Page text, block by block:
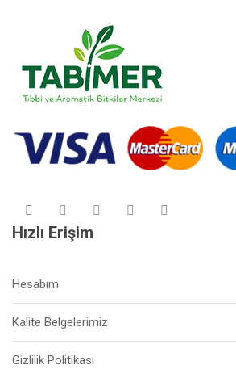
Hızlı Erişim
Hesabım
Kalite Belgelerimiz
Gizlilik Politikası